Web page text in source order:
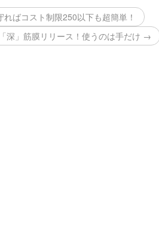
ばコスト制限250以下も超簡単！
深」筋膜リリース！使うのは手だけ →